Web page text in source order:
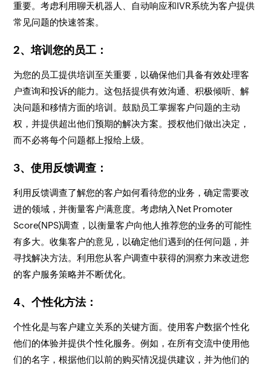
重要。考虑利用聊天机器人、自动响应和IVR系统为客户提供
常见问题的快速答案。
2、培训您的员工：
为您的员工提供培训至关重要，以确保他们具备有效处理客
户查询和投诉的能力。这包括提供有效沟通、积极倾听、解
决问题和移情方面的培训。鼓励员工掌握客户问题的主动
权，并提供超出他们预期的解决方案。授权他们做出决定，
而不必将每个问题都上报给上级。
3、使用反馈调查：
利用反馈调查了解您的客户如何看待您的业务，确定需要改
进的领域，并衡量客户满意度。考虑纳入Net Promoter
Score(NPS)调查，以衡量客户向他人推荐您的业务的可能性
有多大。收集客户的意见，以确定他们遇到的任何问题，并
寻找解决方法。利用您从客户调查中获得的洞察力来改进您
的客户服务策略并不断优化。
4、个性化方法：
个性化是与客户建立关系的关键方面。使用客户数据个性化
他们的体验并提供个性化服务。例如，在所有交流中使用他
们的名字，根据他们以前的购买情况提供建议，并为他们的